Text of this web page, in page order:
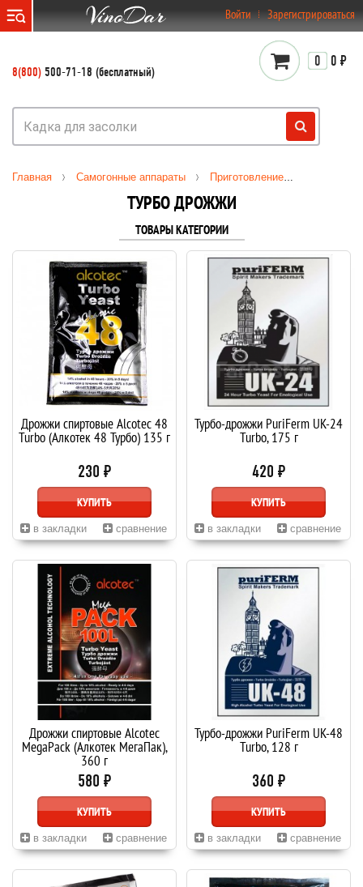
Войти Зарегистрироваться
8(800) 500-71-18 (бесплатный)
0 0 ₽
Главная Самогонные аппараты Приготовление браги
ТУРБО ДРОЖЖИ
ТОВАРЫ КАТЕГОРИИ
Дрожжи спиртовые Alcotec 48
Turbo (Алкотек 48 Турбо) 135 г
230 ₽
КУПИТЬ
в закладки сравнение
Турбо-дрожжи PuriFerm UK-24
Turbo, 175 г
420 ₽
КУПИТЬ
в закладки сравнение
Дрожжи спиртовые Alcotec
MegaPack (Алкотек МегаПак),
360 г
580 ₽
КУПИТЬ
в закладки сравнение
Турбо-дрожжи PuriFerm UK-48
Turbo, 128 г
360 ₽
КУПИТЬ
в закладки сравнение